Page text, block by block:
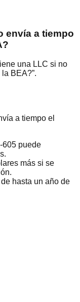
envía a tiempo
una LLC si no
BEA?”.
a tiempo el
605 puede
más si se
hasta un año de